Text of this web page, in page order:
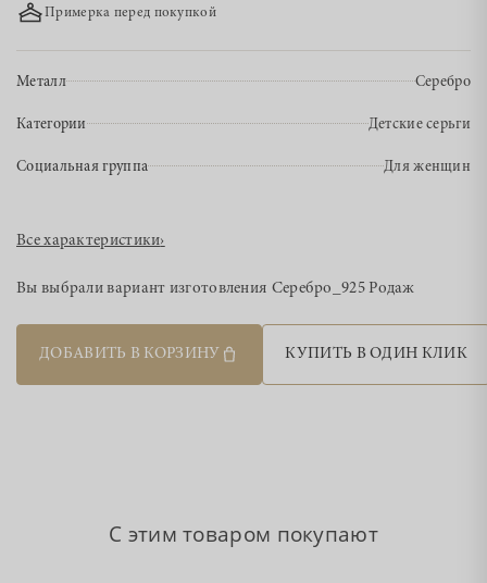
Примерка перед покупкой
Металл Серебро
Категории Детские серьги
Социальная группа Для женщин
Все характеристики›
Вы выбрали вариант изготовления Серебро_925 Родаж
ДОБАВИТЬ В КОРЗИНУ КУПИТЬ В ОДИН КЛИК
С этим товаром покупают